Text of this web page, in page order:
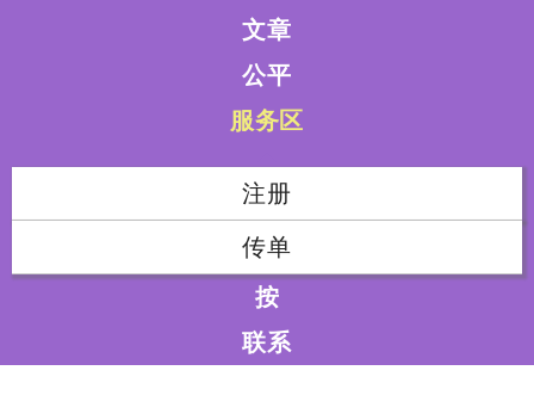
文章
公平
服务区
注册
传单
按
联系